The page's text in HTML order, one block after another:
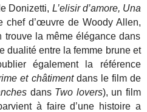
Donizetti, L’elisir d’amore, Una
d’œuvre de Woody Allen,
trouve la même élégance dans
dualité entre la femme brune et
également la référence
et châtimentdans le film de
dans Two lovers), un film
à faire d’une histoire a